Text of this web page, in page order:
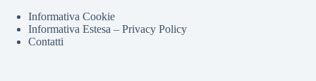
Informativa Cookie
Informativa Estesa – Privacy Policy
Contatti